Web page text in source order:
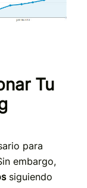
Tu
para
embargo,
siguiendo